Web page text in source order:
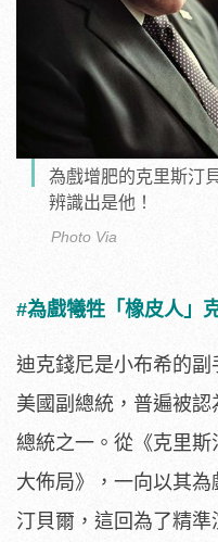
為戲增肥的克里斯汀
辨識出是他！
Photo Via
#為戲犧牲「橡皮人」
迪克錢尼是小布希的
美國副總統，普遍被認
總統之一。從《克里斯
大佈局》， 一向以其為
汀貝爾， 這回為了精準